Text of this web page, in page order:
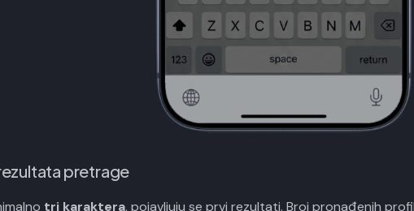
pretrage
tri karaktera, pojavljuju se prvi rezultati. Broj pronađenih